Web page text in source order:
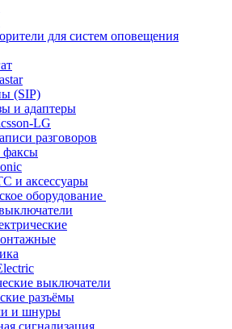
для систем оповещения
(SIP)
и адаптеры
LG
разговоров
факсы
и аксессуары
оборудование
выключатели
разъёмы
и шнуры
сигнализация